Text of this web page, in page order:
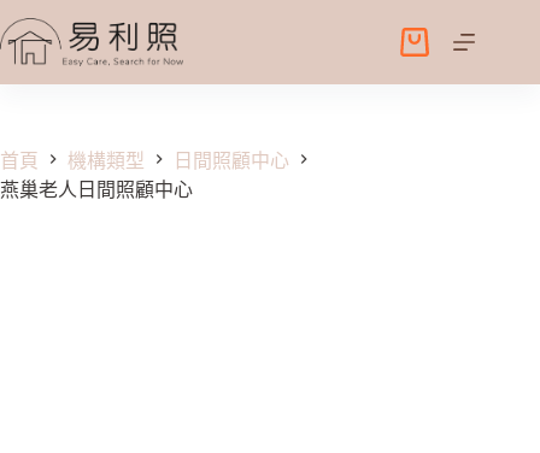
至
容
購
物
首頁 機構類型
日間照顧中心
燕巢老人日間照顧中心